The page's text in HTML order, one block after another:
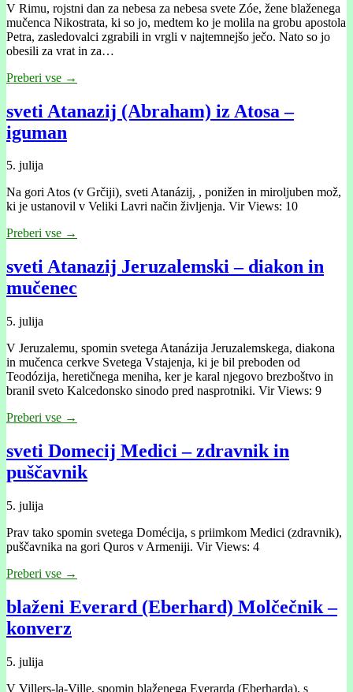
V Rimu, rojstni dan za nebesa za nebesa svete Zóe, žene blaženega
mučenca Nikostrata, ki so jo, medtem ko je molila na grobu apostola
Petra, zasledovalci zgrabili in vrgli v najtemnejšo ječo. Nato so jo
obesili za vrat in za…
Preberi vse →
sveti Atanazij (Abraham) iz Atosa –
iguman
5. julija
Na gori Atos (v Grčiji), sveti Atanázij, , ponižen in miroljuben mož,
ki je ustanovil v Veliki Lavri način življenja. Vir Views: 10
Preberi vse →
sveti Atanazij Jeruzalemski – diakon in
mučenec
5. julija
V Jeruzalemu, spomin svetega Atanázĳa Jeruzalemskega, diakona
in mučenca cerkve Svetega Vstajenja, ki je bil preboden od
Teodózĳa, heretičnega meniha, ker je karal njegovo brezboštvo in
branil sveto Kalcedonsko sinodo pred nasprotniki. Vir Views: 9
Preberi vse →
sveti Domecij Medici – zdravnik in
puščavnik
5. julija
Prav tako spomin svetega Domécija, s priimkom Medici (zdravnik),
puščavnika na gori Quros v Armeniji. Vir Views: 4
Preberi vse →
blaženi Everard (Eberhard) Molčečnik –
konverz
5. julija
V Villers-la-Ville, spomin blaženega Everarda (Eberharda), s